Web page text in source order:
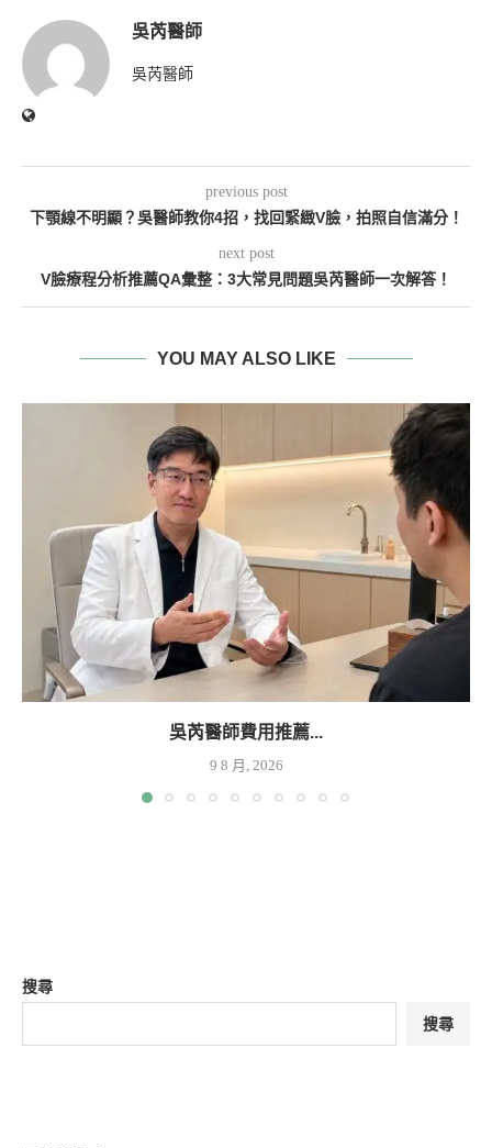
吳芮醫師
吳芮醫師
previous post
下顎線不明顯？吳醫師教你4招，找回緊緻V臉，拍照自信滿分！
next post
V臉療程分析推薦QA彙整：3大常見問題吳芮醫師一次解答！
YOU MAY ALSO LIKE
吳芮醫師費用推薦...
9 8 月, 2026
搜尋
搜尋